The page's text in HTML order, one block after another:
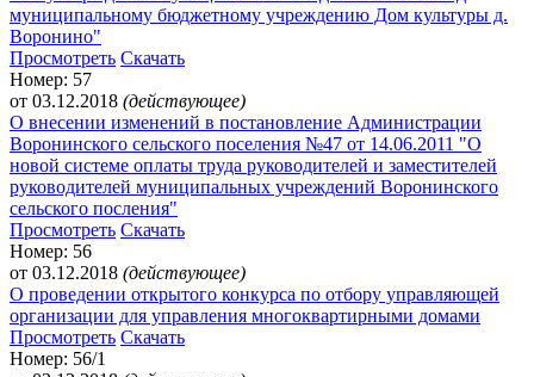
муниципальному бюджетному учреждению Дом культуры д.
Воронино"
Просмотреть Скачать
Номер: 57
от 03.12.2018 (действующее)
О внесении изменений в постановление Администрации
Воронинского сельского поселения №47 от 14.06.2011 "О
новой системе оплаты труда руководителей и заместителей
руководителей муниципальных учреждений Воронинского
сельского посления"
Просмотреть Скачать
Номер: 56
от 03.12.2018 (действующее)
О проведении открытого конкурса по отбору управляющей
организации для управления многоквартирными домами
Просмотреть Скачать
Номер: 56/1